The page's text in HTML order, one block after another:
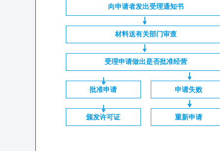
向申请者发出受理通知书
材料送有关部门审查
受理申请做出是否批准经营
批准申请 申请失败
颁发许可证 重新申请